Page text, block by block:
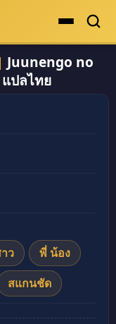
Juunengo no
ปลไทย
ว
พี่ น้อง
สแกนชัด